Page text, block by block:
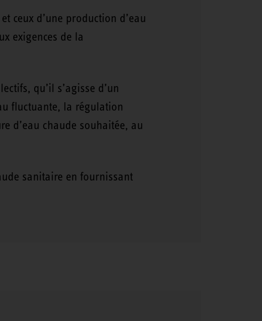
ceux d’une production d’eau
exigences de la
qu’il s’agisse d’un
fluctuante, la régulation
d’eau chaude souhaitée, au
sanitaire en fournissant